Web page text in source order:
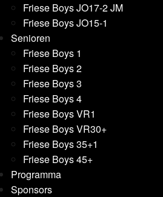
Friese Boys JO17-2 JM
Friese Boys JO15-1
Senioren
Friese Boys 1
Friese Boys 2
Friese Boys 3
Friese Boys 4
Friese Boys VR1
Friese Boys VR30+
Friese Boys 35+1
Friese Boys 45+
Programma
Sponsors